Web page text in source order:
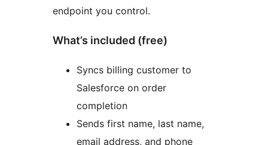
endpoint you control.
What’s included (free)
Syncs billing customer to
Salesforce on order
completion
Sends first name, last name,
email address, and phone